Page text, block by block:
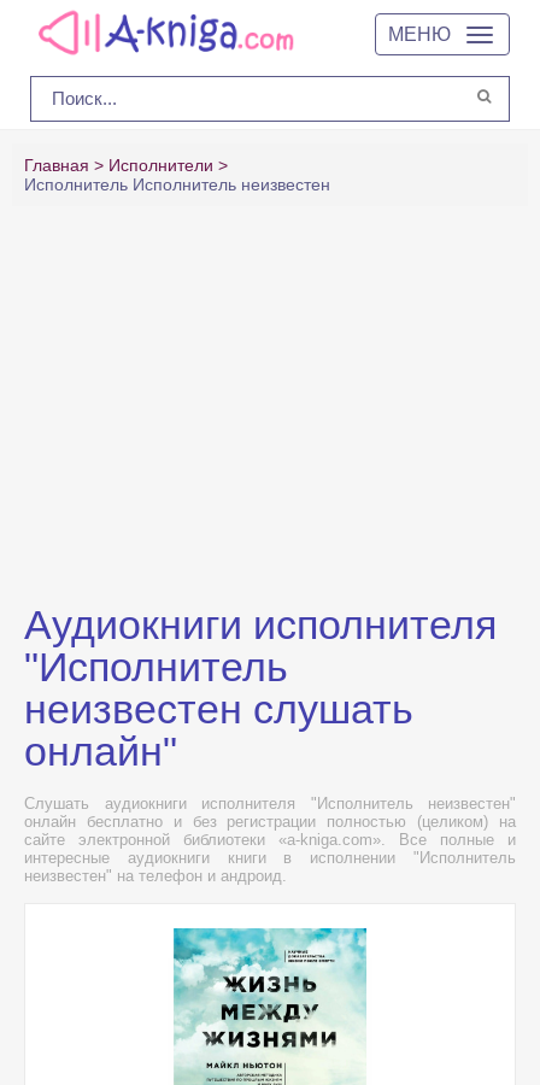
МЕНЮ
Главная
Исполнители
Исполнитель Исполнитель неизвестен
Аудиокниги исполнителя
"Исполнитель
неизвестен слушать
онлайн"
Слушать аудиокниги исполнителя "Исполнитель неизвестен"
онлайн бесплатно и без регистрации полностью (целиком) на
сайте электронной библиотеки «a-kniga.com». Все полные и
интересные аудиокниги книги в исполнении "Исполнитель
неизвестен" на телефон и андроид.